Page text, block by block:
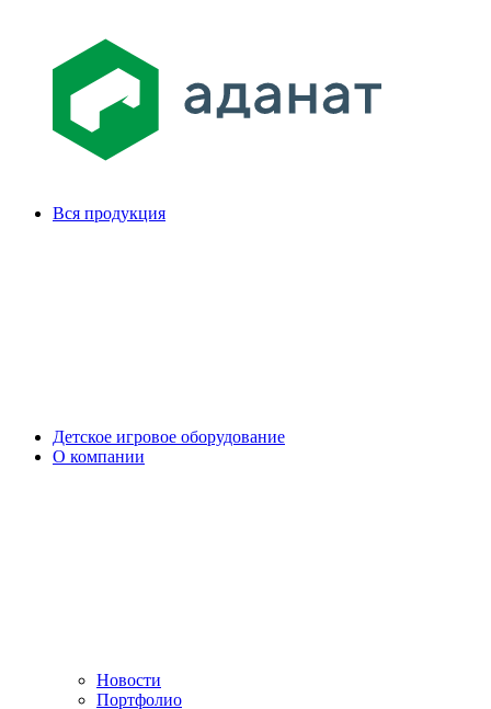
Вся продукция
Детское игровое оборудование
О компании
Новости
Портфолио